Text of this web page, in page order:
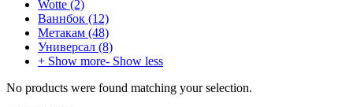
Wotte (2)
Ваннбок (12)
Метакам (48)
Универсал (8)
+ Show more- Show less
No products were found matching your selection.